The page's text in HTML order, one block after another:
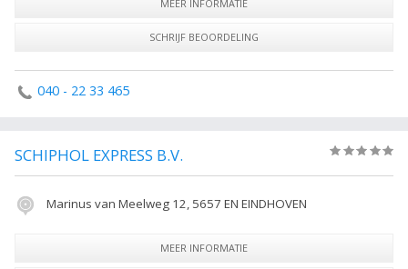
MEER INFORMATIE
SCHRIJF BEOORDELING
040 - 22 33 465
SCHIPHOL EXPRESS B.V.
Marinus van Meelweg 12, 5657 EN EINDHOVEN
MEER INFORMATIE